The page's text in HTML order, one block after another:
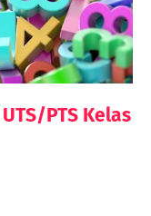
PTS Kelas